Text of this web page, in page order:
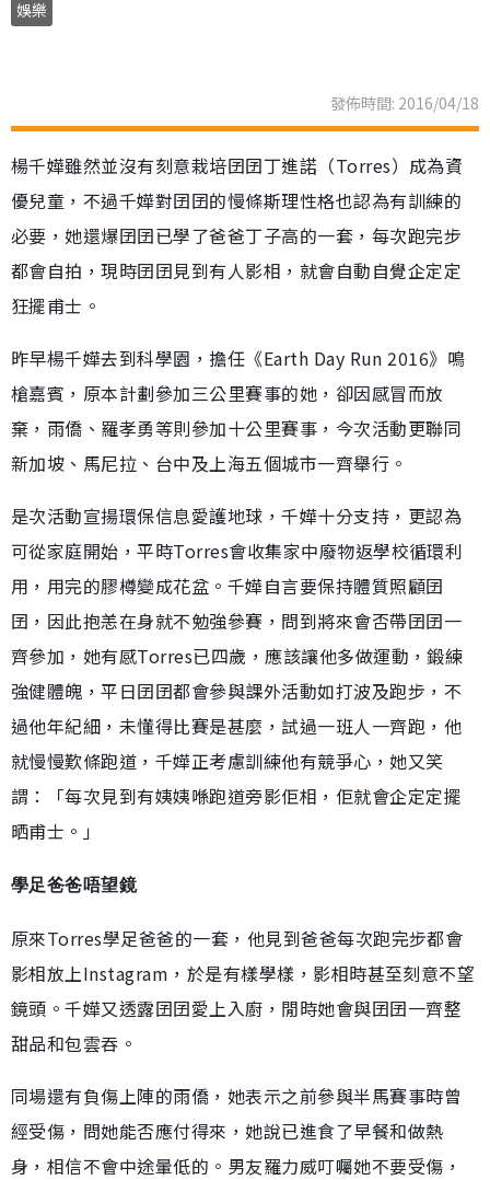
娛樂
發佈時間: 2016/04/18
楊千嬅雖然並沒有刻意栽培囝囝丁進諾（Torres）成為資
優兒童，不過千嬅對囝囝的慢條斯理性格也認為有訓練的
必要，她還爆囝囝已學了爸爸丁子高的一套，每次跑完步
都會自拍，現時囝囝見到有人影相，就會自動自覺企定定
狂擺甫士。
昨早楊千嬅去到科學園，擔任《Earth Day Run 2016》鳴
槍嘉賓，原本計劃參加三公里賽事的她，卻因感冒而放
棄，雨僑、羅孝勇等則參加十公里賽事，今次活動更聯同
新加坡、馬尼拉、台中及上海五個城市一齊舉行。
是次活動宣揚環保信息愛護地球，千嬅十分支持，更認為
可從家庭開始，平時Torres會收集家中廢物返學校循環利
用，用完的膠樽變成花盆。千嬅自言要保持體質照顧囝
囝，因此抱恙在身就不勉強參賽，問到將來會否帶囝囝一
齊參加，她有感Torres已四歲，應該讓他多做運動，鍛練
強健體魄，平日囝囝都會參與課外活動如打波及跑步，不
過他年紀細，未懂得比賽是甚麼，試過一班人一齊跑，他
就慢慢歎條跑道，千嬅正考慮訓練他有競爭心，她又笑
謂：「每次見到有姨姨喺跑道旁影佢相，佢就會企定定擺
晒甫士。」
學足爸爸唔望鏡
原來Torres學足爸爸的一套，他見到爸爸每次跑完步都會
影相放上Instagram，於是有樣學樣，影相時甚至刻意不望
鏡頭。千嬅又透露囝囝愛上入廚，閒時她會與囝囝一齊整
甜品和包雲吞。
同場還有負傷上陣的雨僑，她表示之前參與半馬賽事時曾
經受傷，問她能否應付得來，她說已進食了早餐和做熱
身，相信不會中途暈低的。男友羅力威叮囑她不要受傷，